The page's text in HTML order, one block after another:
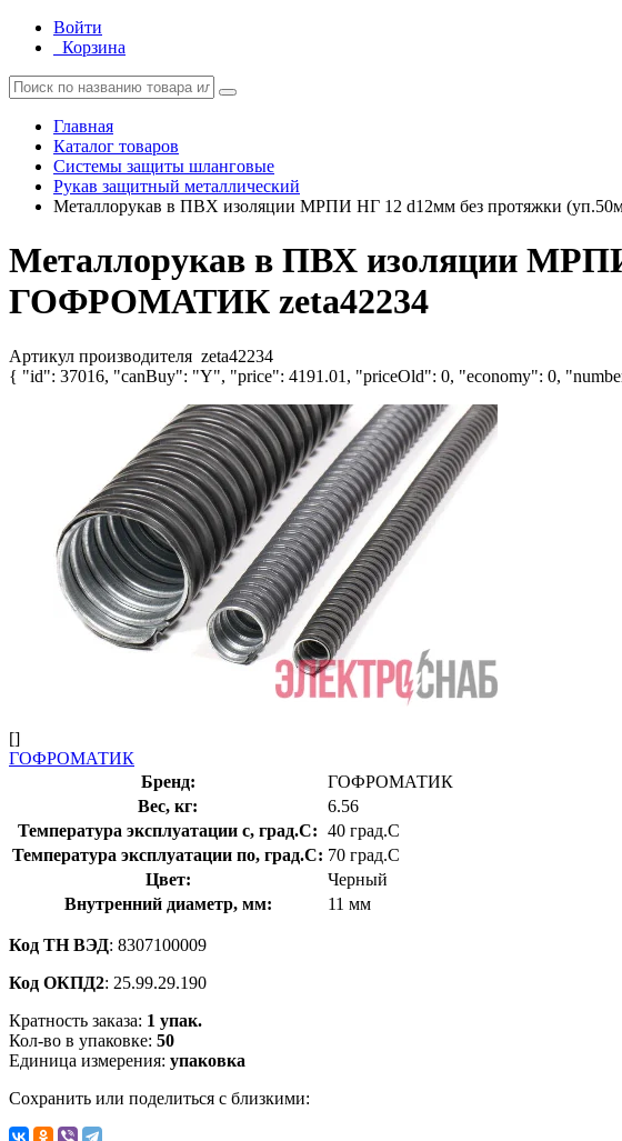
Войти
Корзина
Главная
Каталог товаров
Системы защиты шланговые
Рукав защитный металлический
Металлорукав в ПВХ изоляции МРПИ НГ 12 d12мм без протяжки
Металлорукав в ПВХ изоляции
ГОФРОМАТИК zeta42234
Артикул производителя zeta42234
{ "id": 37016, "canBuy": "Y", "price": 4191.01, "priceOld": 0, "economy": 0,
[]
ГОФРОМАТИК
Бренд:
ГОФРОМАТИК
Вес, кг:
6.56
Температура эксплуатации с, град.C: 40 град.C
Температура эксплуатации по, град.C: 70 град.C
Цвет:
Черный
Внутренний диаметр, мм:
11 мм
Код ТН ВЭД: 8307100009
Код ОКПД2: 25.99.29.190
Кратность заказа: 1 упак.
Кол-во в упаковке: 50
Единица измерения: упаковка
Сохранить или поделиться с близкими: